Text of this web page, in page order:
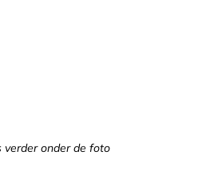
verder onder de foto